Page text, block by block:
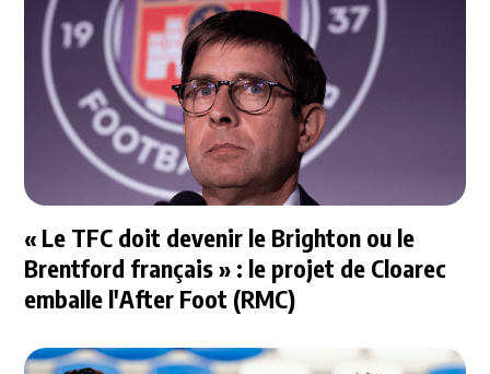
« Le TFC doit devenir le Brighton ou le
Brentford français » : le projet de Cloarec
emballe l'After Foot (RMC)